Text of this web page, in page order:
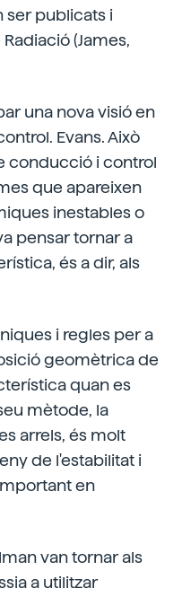
ser publicats i
(James,
una nova visió en
Evans. Això
conducció i control
que apareixen
inestables o
pensar tornar a
és a dir, als
i regles per a
geomètrica de
quan es
mètode, la
arrels, és molt
de l'estabilitat i
en
van tornar als
a utilitzar